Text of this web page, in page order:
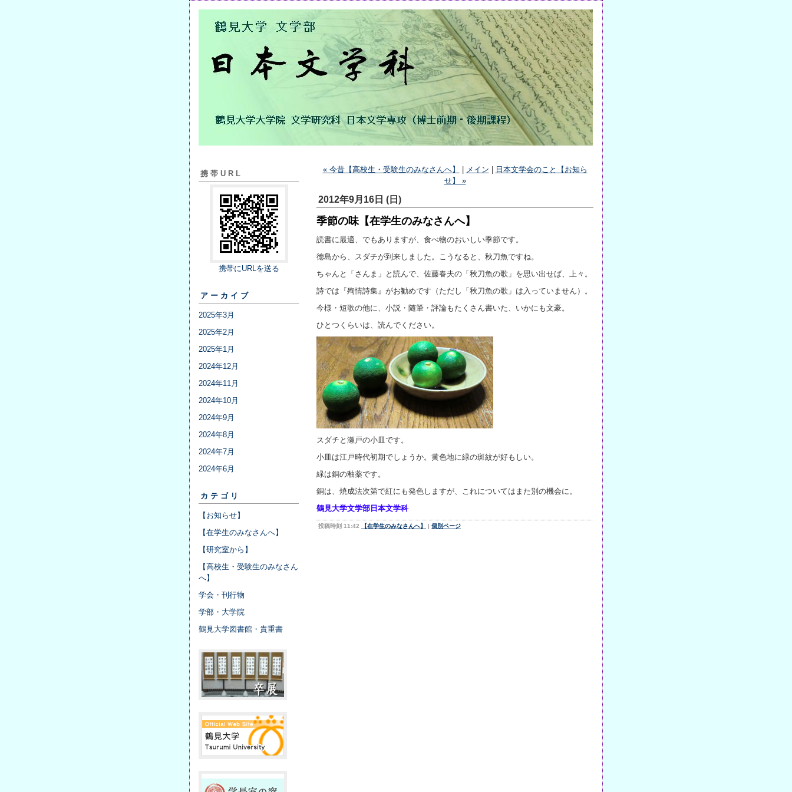
携帯URL
携帯にURLを送る
アーカイブ
2025年3月
2025年2月
2025年1月
2024年12月
2024年11月
2024年10月
2024年9月
2024年8月
2024年7月
2024年6月
カテゴリ
【お知らせ】
【在学生のみなさんへ】
【研究室から】
【高校生・受験生のみなさん
へ】
学会・刊行物
学部・大学院
鶴見大学図書館・貴重書
« 今昔【高校生・受験生のみなさんへ】 メイン
日本文学会のこと【お知ら
せ】 »
2012年9月16日 (日)
季節の味【在学生のみなさんへ】
読書に最適、でもありますが、食べ物のおいしい季節です。
徳島から、スダチが到来しました。こうなると、秋刀魚ですね。
ちゃんと「さんま」と読んで、佐藤春夫の「秋刀魚の歌」を思い出せば、上々。
詩では『殉情詩集』がお勧めです（ただし「秋刀魚の歌」は入っていません）。
今様・短歌の他に、小説・随筆・評論もたくさん書いた、いかにも文豪。
ひとつくらいは、読んでください。
スダチと瀬戸の小皿です。
小皿は江戸時代初期でしょうか。黄色地に緑の斑紋が好もしい。
緑は銅の釉薬です。
銅は、焼成法次第で紅にも発色しますが、これについてはまた別の機会に。
鶴見大学文学部日本文学科
投稿時刻 11:42 【在学生のみなさんへ】 | 個別ページ